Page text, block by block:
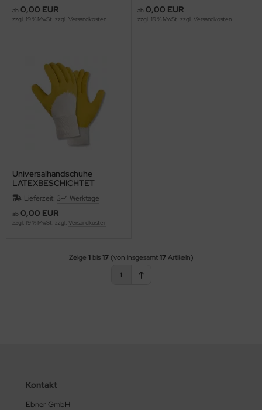
ab 0,00 EUR
zzgl. 19 % MwSt. zzgl. Versandkosten
ab 0,00 EUR
zzgl. 19 % MwSt. zzgl. Versandkosten
Universalhandschuhe
LATEXBESCHICHTET
teXXor®2201
Lieferzeit: 3-4 Werktage
ab 0,00 EUR
zzgl. 19 % MwSt. zzgl. Versandkosten
Zeige 1bis17(von insgesamt17Artikeln)
1
Kontakt
Ebner GmbH